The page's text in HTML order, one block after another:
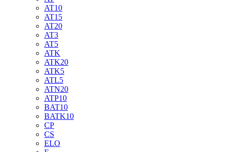
AT10
AT15
AT20
AT3
AT5
ATK
ATK20
ATK5
ATL5
ATN20
ATP10
BAT10
BATK10
CP
CS
ELO